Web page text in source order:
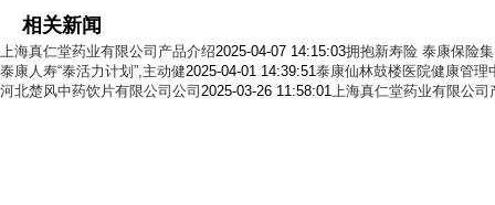
相关新闻
上海真仁堂药业有限公司产品介绍2025-04-07 14:15:03拥抱新寿险 泰康保险
泰康人寿“泰活力计划”,主动健2025-04-01 14:39:51泰康仙林鼓楼医院健康管理
河北楚风中药饮片有限公司公司 2025-03-26 11:58:01上海真仁堂药业有限公司